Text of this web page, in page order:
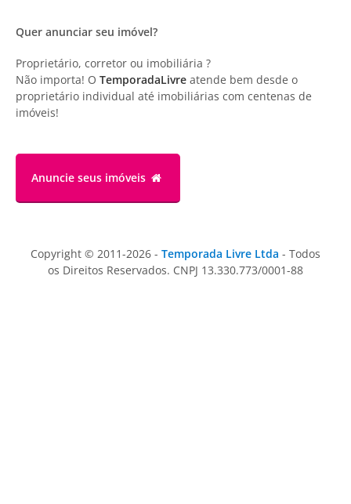
Quer anunciar seu imóvel?
Proprietário, corretor ou imobiliária ?
Não importa! O TemporadaLivre atende bem desde o
proprietário individual até imobiliárias com centenas de
imóveis!
Anuncie seus imóveis
Copyright © 2011-2026 - Temporada Livre Ltda - Todos
os Direitos Reservados. CNPJ 13.330.773/0001-88